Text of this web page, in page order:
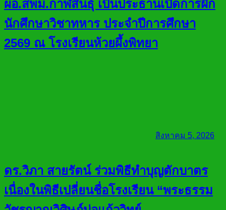
ผอ.สพม.กาฬสินธุ์ เป็นประธานเปิดการฝึก
นักศึกษาวิชาทหาร ประจำปีการศึกษา
2569 ณ โรงเรียนห้วยผึ้งพิทยา
สิงหาคม 5, 2026
ดร.วิภา สายรัตน์ ร่วมพิธีทำบุญตักบาตร
เนื่องในพิธีเปลี่ยนชื่อโรงเรียน “พระธรรม